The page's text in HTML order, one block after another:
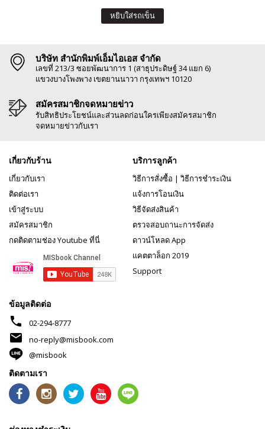
หยิบใส่รถเข็น
บริษัท สำนักพิมพ์เอ็มไอเอส จำกัด
เลขที่ 213/3 ซอยพัฒนาการ 1 (สาธุประดิษฐ์ 34 แยก 6)
แขวงบางโพงพาง เขตยานนาวา กรุงเทพฯ 10120
สมัครสมาชิกจดหมายข่าว
รับสิทธิประโยชน์และส่วนลดก่อนใครเพียงสมัครสมาชิก
จดหมายข่าวกับเรา
เกี่ยวกับร้าน
เกี่ยวกับเรา
ติดต่อเรา
เข้าสู่ระบบ
สมัครสมาชิก
กดติดตามช่อง Youtube ที่นี่
บริการลูกค้า
วิธีการสั่งซื้อ | วิธีการชำระเงิน
แจ้งการโอนเงิน
วิธีจัดส่งสินค้า
ตรวจสอบถานะการจัดส่ง
ดาวน์โหลด App
แคตตาล็อก 2019
Support
ข้อมูลติดต่อ
phone 02-294-8777
mail
no-reply@misbook.com
@misbook
ติดตามเรา